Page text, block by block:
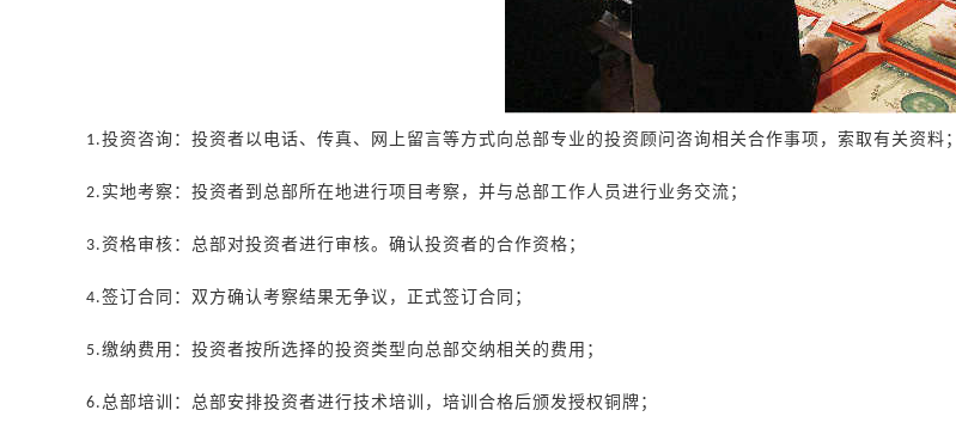
1.投资咨询：投资者以电话、传真、网上留言等方式向总部专业的投资顾问咨询相关合作事项，索取有关资料；
2. 实地考察：投资者到总部所在地进行项目考察，并与总部工作人员进行业务交流；
3.资格审核：总部对投资者进行审核。确认投资者的合作资格；
4.签订合同：双方确认考察结果无争议，正式签订合同；
5.缴纳费用：投资者按所选择的投资类型向总部交纳相关的费用；
6. 总部培训：总部安排投资者进行技术培训，培训合格后颁发授权铜牌；